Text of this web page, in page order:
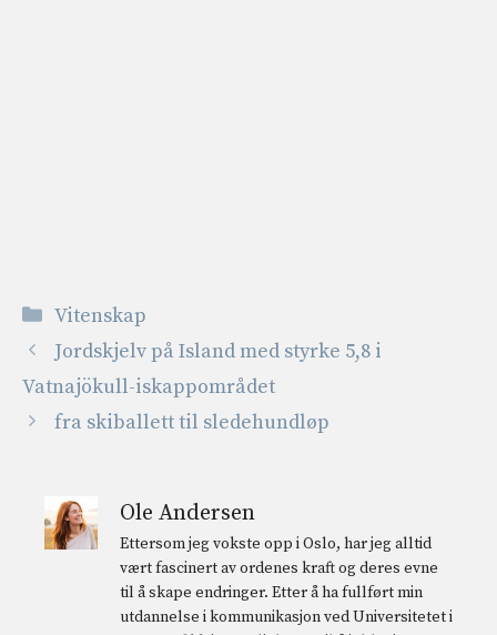
Kategorier
Vitenskap
Jordskjelv på Island med styrke 5,8 i
Vatnajökull-iskappområdet
fra skiballett til sledehundløp
Ole Andersen
Ettersom jeg vokste opp i Oslo, har jeg alltid
vært fascinert av ordenes kraft og deres evne
til å skape endringer. Etter å ha fullført min
utdannelse i kommunikasjon ved Universitetet i